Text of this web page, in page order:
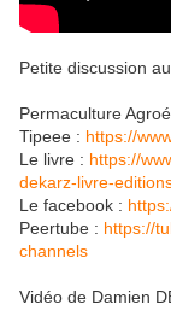
Petite discussion
Permaculture
Tipeee : https://
Le livre : https://
dekarz-livre-
Le facebook :
Peertube : https://
channels
Vidéo de Damien